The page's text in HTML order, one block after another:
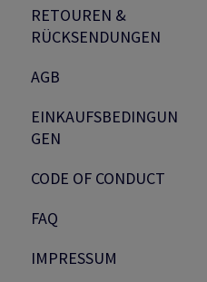
RETOUREN &
RÜCKSENDUNGEN
AGB
EINKAUFSBEDINGUN
GEN
CODE OF CONDUCT
FAQ
IMPRESSUM